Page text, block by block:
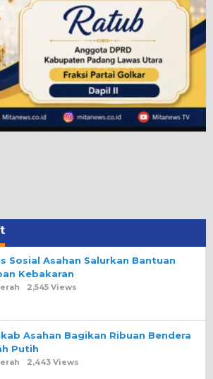
Sosial Asahan Salurkan Bantuan
Kebakaran
2,545 Views
Asahan Bagikan Ribuan Bendera
Putih
2,443 Views